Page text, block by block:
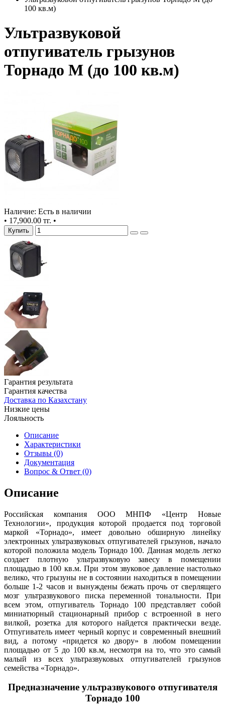
100 кв.м)
Ультразвуковой
отпугиватель грызунов
Торнадо М (до 100 кв.м)
Наличие: Есть в наличии
• 17,900.00 тг. •
Купить
Гарантия результата
Гарантия качества
Доставка по Казахстану
Низкие цены
Лояльность
Описание
Характеристики
Отзывы (0)
Документация
Вопрос & Ответ (0)
Описание
Российская компания ООО МНПФ «Центр Новые
Технологии», продукция которой продается под торговой
маркой «Торнадо», имеет довольно обширную линейку
электронных ультразвуковых отпугивателей грызунов, начало
которой положила модель Торнадо 100. Данная модель легко
создает плотную ультразвуковую завесу в помещении
площадью в 100 кв.м. При этом звуковое давление настолько
велико, что грызуны не в состоянии находиться в помещении
больше 1-2 часов и вынуждены бежать прочь от сверлящего
мозг ультразвукового писка переменной тональности. При
всем этом, отпугиватель Торнадо 100 представляет собой
миниатюрный стационарный прибор с встроенной в него
вилкой, розетка для которого найдется практически везде.
Отпугиватель имеет черный корпус и современный внешний
вид, а потому «придется ко двору» в любом помещении
площадью от 5 до 100 кв.м, несмотря на то, что это самый
малый из всех ультразвуковых отпугивателей грызунов
семейства «Торнадо».
Предназначение ультразвукового отпугивателя
Торнадо 100